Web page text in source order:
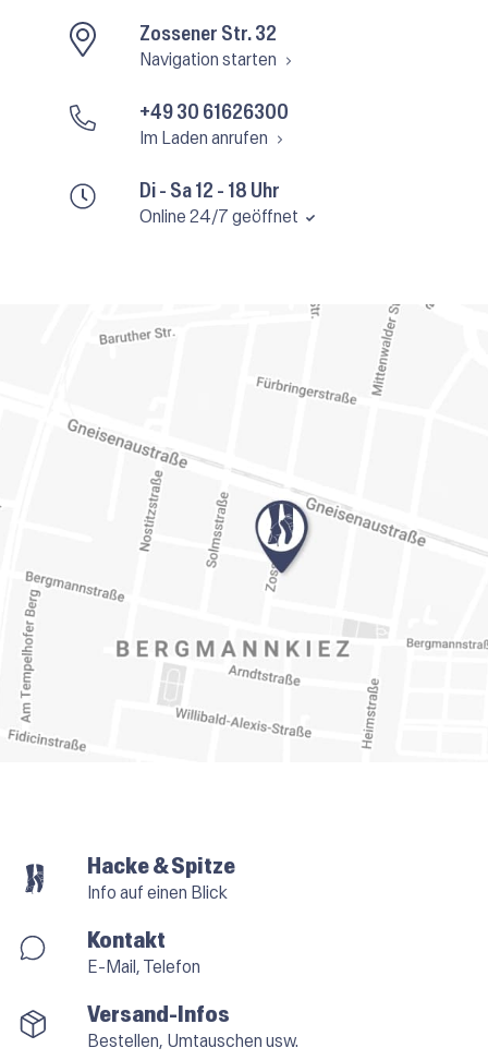
Di - Sa 12 - 18 Uhr
Online 24/7 geöffnet
Zossener Str. 32
Navigation starten
+49 30 61626300
Im Laden anrufen
Hacke & Spitze
Info auf einen Blick
Kontakt
E-Mail, Telefon
Versand-Infos
Bestellen, Umtauschen usw.